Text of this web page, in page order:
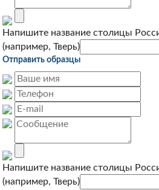
Напишите название столицы
(например, Тверь)
Отправить образцы
Напишите название столицы
(например, Тверь)